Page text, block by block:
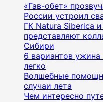
«Гав-обет»
России устроил
ГК Natura Siberica
представляют
Сибири
6 вариантов
легко
Волшебные
случаи лета
Чем интересно